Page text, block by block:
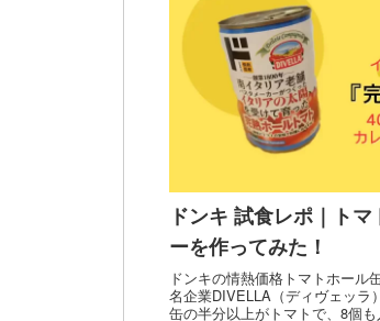
ドンキ 試食レポ｜ト
ーを作ってみた！
ドンキの情熱価格トマトホール
名企業DIVELLA（ディヴェッラ
缶の半分以上がトマトで、8個